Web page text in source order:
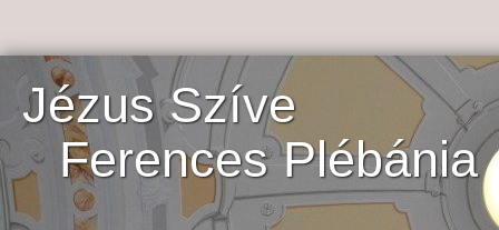
Jézus Szíve
Ferences Plébánia